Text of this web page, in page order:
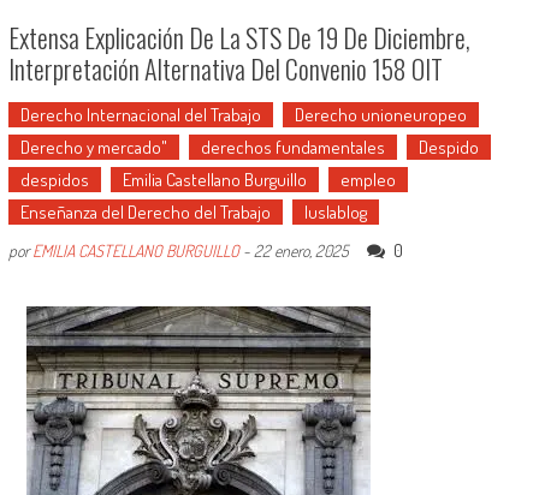
Extensa Explicación De La STS De 19 De Diciembre,
Interpretación Alternativa Del Convenio 158 OIT
Derecho Internacional del Trabajo
Derecho unioneuropeo
Derecho y mercado"
derechos fundamentales
Despido
despidos
Emilia Castellano Burguillo
empleo
Enseñanza del Derecho del Trabajo
Iuslablog
porEMILIA CASTELLANO BURGUILLO- 22 enero, 2025 0